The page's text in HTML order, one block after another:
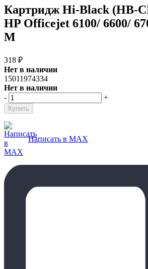
Картридж Hi-Black (HB-
HP Officejet 6100/ 6600/
M
318 ₽
Нет в наличии
15011974334
Нет в наличии
-
+
Написать в MAX